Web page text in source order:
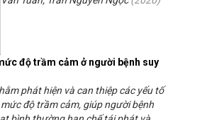
độ trầm cảm ở người bệnh suy
phát hiện và can thiệp các yếu tố
độ trầm cảm, giúp người bệnh